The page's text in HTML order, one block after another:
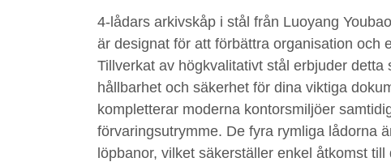
4-lådars arkivskåp i stål från Luoyang
är designat för att förbättra organisation och
Tillverkat av högkvalitativt stål erbjuder detta
hållbarhet och säkerhet för dina viktiga
kompletterar moderna kontorsmiljöer
förvaringsutrymme. De fyra rymliga lådorna
löpbanor, vilket säkerställer enkel åtkomst